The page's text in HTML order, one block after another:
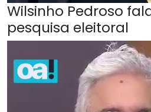
Wilsinho Pedroso
pesquisa eleitoral